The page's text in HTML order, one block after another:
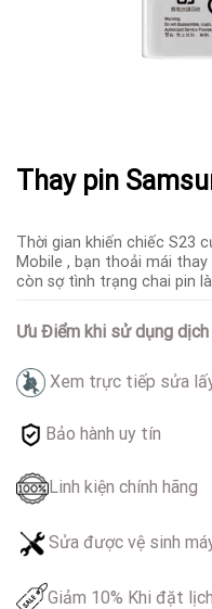
Thay pin
Thời gian khiến chiếc S23
Mobile , bạn thoải mái thay
còn sợ tình trạng chai pin
Ưu Điểm khi sử dụng
Xem trực tiếp sửa
Bảo hành uy tín
Linh kiện chính hãng
Sửa được vệ sinh
Giảm 10% Khi đặt